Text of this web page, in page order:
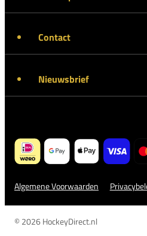
Contact
Nieuwsbrief
Algemene Voorwaarden
© 2026 HockeyDirect.nl